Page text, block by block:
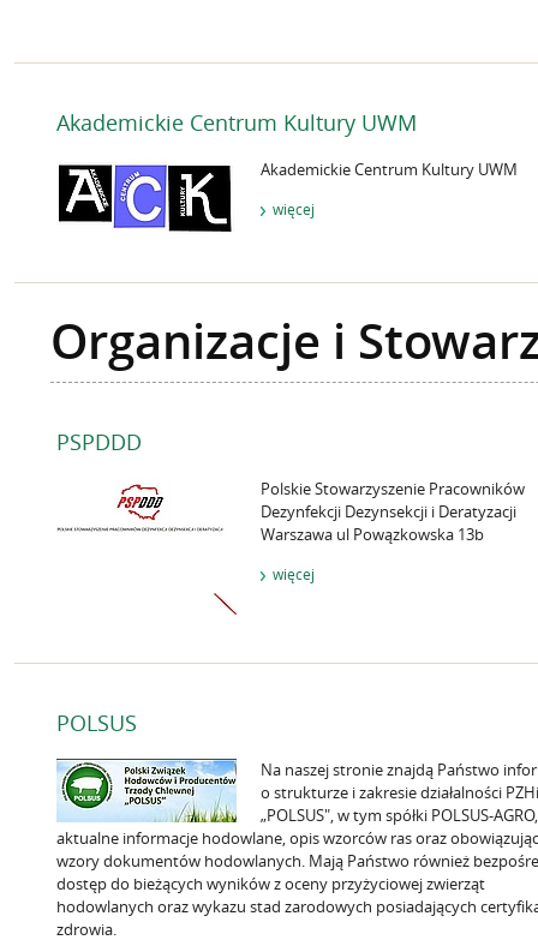
Akademickie Centrum Kultury UWM
Akademickie Centrum Kultury UWM
więcej
Organizacje i
PSPDDD
Polskie Stowarzyszenie Pracowników
Dezynfekcji Dezynsekcji i Deratyzacji
Warszawa ul Powązkowska 13b
więcej
POLSUS
Na naszej stronie znajdą Państwo
o strukturze i zakresie działalności
„POLSUS", w tym spółki POLSUS-AGRO,
aktualne informacje hodowlane, opis wzorców ras oraz
wzory dokumentów hodowlanych. Mają Państwo również
dostęp do bieżących wyników z oceny przyżyciowej zwierząt
hodowlanych oraz wykazu stad zarodowych posiadających
zdrowia.